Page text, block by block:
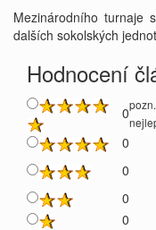
Mezinárodního turnaje
dalších sokolských
Hodnocení
0
0
0
0
0